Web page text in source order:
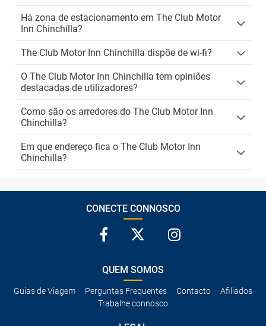
Há zona de estacionamento em The Club Motor
Inn Chinchilla?
The Club Motor Inn Chinchilla dispõe de wi-fi?
O The Club Motor Inn Chinchilla tem opiniões
destacadas de utilizadores?
Como são os arredores do The Club Motor Inn
Chinchilla?
Em que endereço fica o The Club Motor Inn
Chinchilla?
CONECTE CONNOSCO
QUEM SOMOS
Guias de Viagem Perguntas Frequentes Contacto
Afiliados
Trabalhe connosco